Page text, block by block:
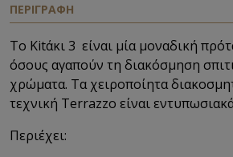
ΠΕΡΙΓΡΑΦΗ
Το Kitάκι 3 είναι μία μοναδική
όσους αγαπούν τη διακόσμηση
χρώματα. Τα χειροποίητα
τεχνική Terrazzo είναι
Περιέχει: